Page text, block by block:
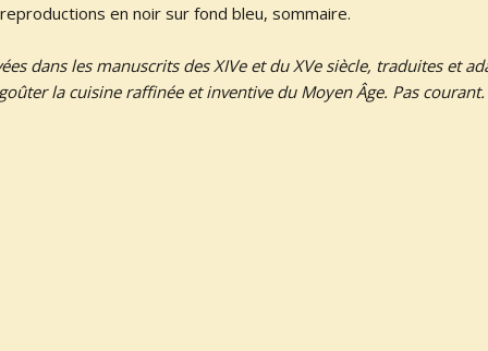
en noir sur fond bleu, sommaire.
dans les manuscrits des XIVe et du XVe siècle, traduites et
la cuisine raffinée et inventive du Moyen Âge. Pas